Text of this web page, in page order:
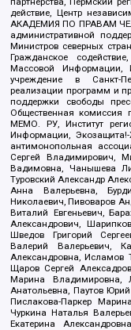
действие, Центр
АКАДЕМИЯ ПО ПРАВАМ
административной
Министров северных
Гражданское
Массовой Информации,
учреждение в Санкт-
реализации программ и
поддержки свободы
Общественная комиссия
МЕМО. РУ, Институт
Информации, Экозащита!-
антимонопольная
Сергей Владимирович,
Вадимовна, Чанышева
Туровский Александр
Анна Валерьевна,
Николаевич, Пивоваров
Виталий Евгеньевич,
Александрович,
Шведов Григорий
Валерий Валерьевич,
Александровна, Исламов
Щаров Сергей
Марина Владимировна,
Анатольевна, Паутов
Пислакова-Паркер
Чуркина Наталья
Екатерина